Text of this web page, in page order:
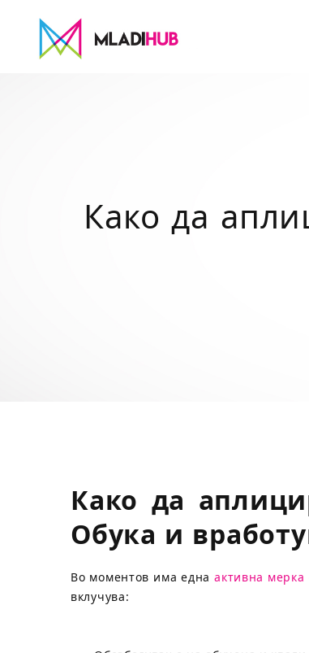
Како да
Како да
Обука и
Во моментов има еднаактивна мерка
вклучува: